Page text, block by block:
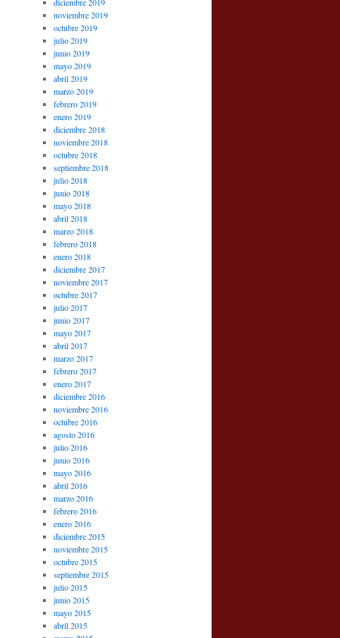
noviembre 2019
octubre 2019
julio 2019
junio 2019
mayo 2019
abril 2019
marzo 2019
febrero 2019
enero 2019
diciembre 2018
noviembre 2018
octubre 2018
septiembre 2018
julio 2018
junio 2018
mayo 2018
abril 2018
marzo 2018
febrero 2018
enero 2018
diciembre 2017
noviembre 2017
octubre 2017
julio 2017
junio 2017
mayo 2017
abril 2017
marzo 2017
febrero 2017
enero 2017
diciembre 2016
noviembre 2016
octubre 2016
agosto 2016
julio 2016
junio 2016
mayo 2016
abril 2016
marzo 2016
febrero 2016
enero 2016
diciembre 2015
noviembre 2015
octubre 2015
septiembre 2015
julio 2015
junio 2015
mayo 2015
abril 2015